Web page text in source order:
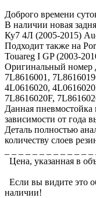
Доброго времени
В наличии новая
Ку7 4Л (2005-2015)
Подходит также на
Touareg I GP (2003-
Оригинальный номер
7L8616001,
4L0616020,
7L8616020F,
Данная
зависимости от года
Деталь полностью
количеству слоев
Цена, указанная в
Если вы видите это
наличии!